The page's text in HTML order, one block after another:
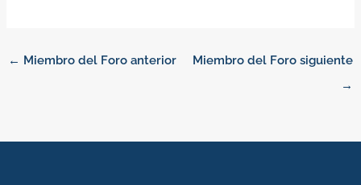
← Miembro del Foro anterior
Miembro del Foro siguiente
→